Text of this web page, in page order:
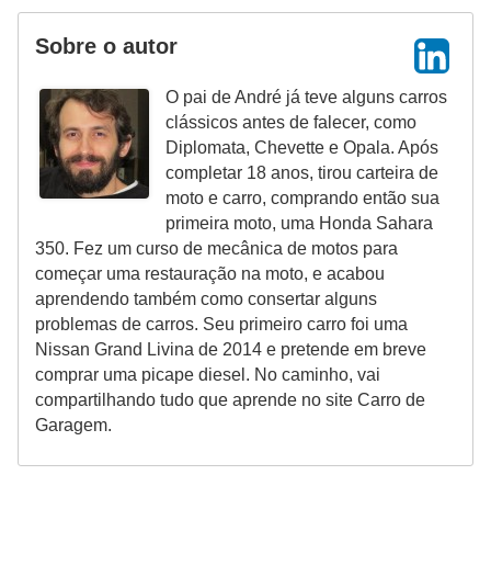
Sobre o autor
O pai de André já teve alguns carros
clássicos antes de falecer, como
Diplomata, Chevette e Opala. Após
completar 18 anos, tirou carteira de
moto e carro, comprando então sua
primeira moto, uma Honda Sahara
350. Fez um curso de mecânica de motos para
começar uma restauração na moto, e acabou
aprendendo também como consertar alguns
problemas de carros. Seu primeiro carro foi uma
Nissan Grand Livina de 2014 e pretende em breve
comprar uma picape diesel. No caminho, vai
compartilhando tudo que aprende no site Carro de
Garagem.